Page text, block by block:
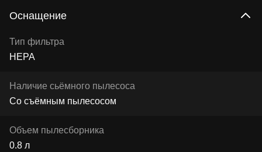
Оснащение
Тип фильтра
HEPA
Наличие сьёмного пылесоса
Со съёмным пылесосом
Объем пылесборника
0.8 л